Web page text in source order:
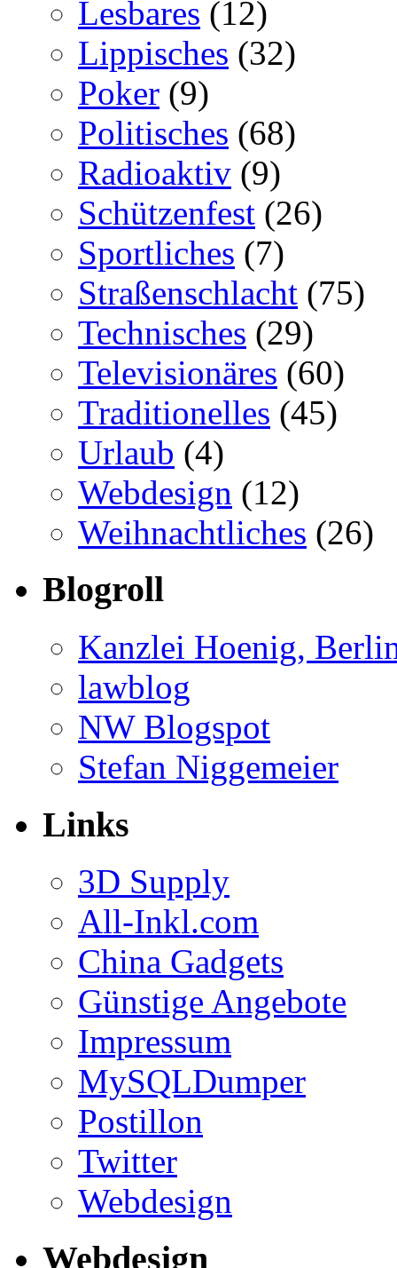
Lesbares (12)
Lippisches (32)
Poker (9)
Politisches (68)
Radioaktiv (9)
Schützenfest (26)
Sportliches (7)
Straßenschlacht (75)
Technisches (29)
Televisionäres (60)
Traditionelles (45)
Urlaub (4)
Webdesign (12)
Weihnachtliches (26)
Blogroll
Kanzlei Hoenig,
lawblog
NW Blogspot
Stefan Niggemeier
Links
3D Supply
All-Inkl.com
China Gadgets
Günstige Angebote
Impressum
MySQLDumper
Postillon
Twitter
Webdesign
Webdesign